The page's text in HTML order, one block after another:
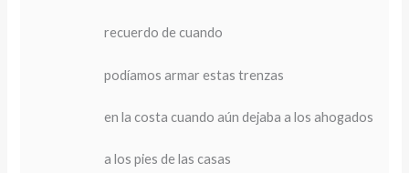
recuerdo de cuando
podíamos armar estas trenzas
en la costa cuando aún dejaba a los ahogados
a los pies de las casas